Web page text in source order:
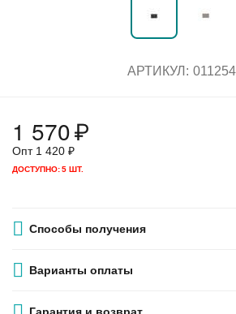
АРТИКУЛ: 011254
1 570₽
Опт 1 420 ₽
ДОСТУПНО:5 ШТ.
Способы получения
Варианты оплаты